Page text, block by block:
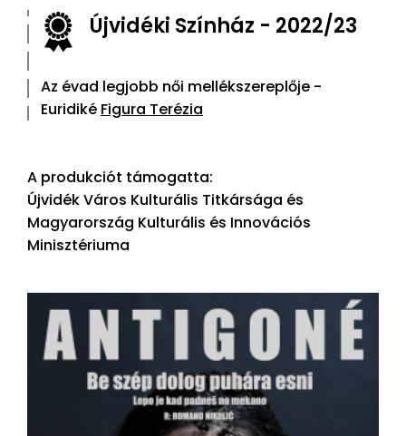
Újvidéki Színház - 2022/23
Az évad legjobb női mellékszereplője -
Euridiké Figura Terézia
A produkciót támogatta:
Újvidék Város Kulturális Titkársága és
Magyarország Kulturális és Innovációs
Minisztériuma